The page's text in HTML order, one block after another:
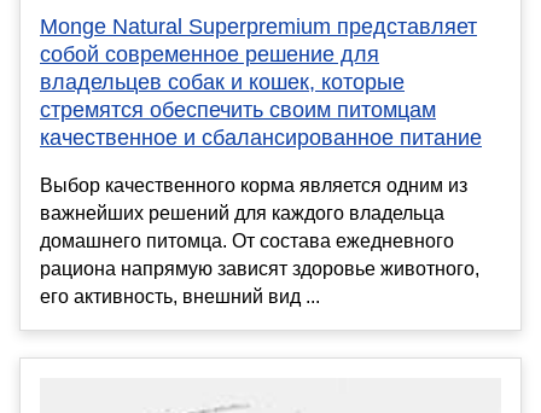
Monge Natural Superpremium представляет
собой современное решение для
владельцев собак и кошек, которые
стремятся обеспечить своим питомцам
качественное и сбалансированное питание
Выбор качественного корма является одним из
важнейших решений для каждого владельца
домашнего питомца. От состава ежедневного
рациона напрямую зависят здоровье животного,
его активность, внешний вид ...